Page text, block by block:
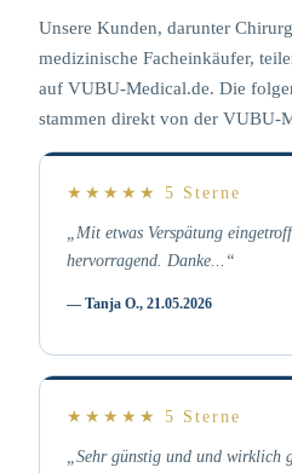
Unsere Kunden, darunter
medizinische Facheinkäufer,
auf VUBU-Medical.de. Die
stammen direkt von der VUBU-
★★★★★ 5 Sterne
„Mit etwas Verspätung
hervorragend. Danke...“
— Tanja O., 21.05.2026
★★★★★ 5 Sterne
„Sehr günstig und und wirklich